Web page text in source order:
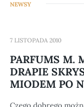
NEWSY
7 LISTOPADA 2010
PARFUMS M.
DRAPIE
MIODEM PO